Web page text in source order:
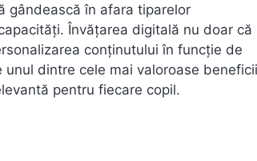
gândească în afara tiparelor
Învățarea digitală nu doar că
conținutului în funcție de
dintre cele mai valoroase beneficii
pentru fiecare copil.